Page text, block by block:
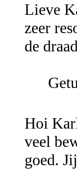
Lieve
zeer
de
Hoi
veel
goed.